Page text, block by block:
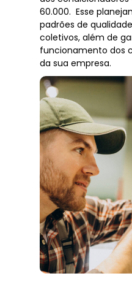
60.000. Esse
padrões de
coletivos, além de
funcionamento dos
da sua empresa.